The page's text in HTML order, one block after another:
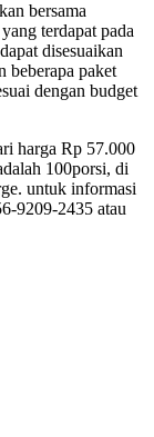
bersama
terdapat pada
disesuaikan
beberapa paket
dengan budget
harga Rp 57.000
100porsi, di
untuk informasi
9209-2435 atau